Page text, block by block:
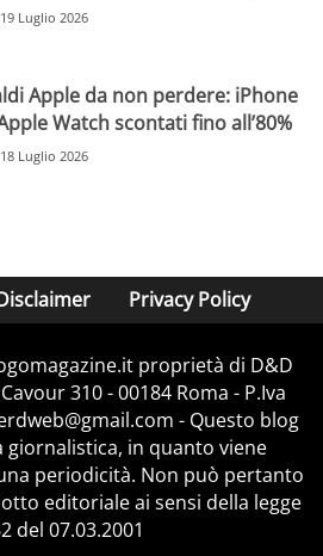
19 Luglio 2026
Apple da non perdere: iPhone
Watch scontati fino all’80%
18 Luglio 2026
Privacy Policy
proprietà di D&D
310 - 00184 Roma - P.Iva
- Questo blog
giornalistica, in quanto viene
periodicità. Non può pertanto
editoriale ai sensi della legge
del 07.03.2001